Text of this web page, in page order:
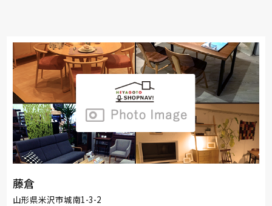
藤倉
山形県米沢市城南1-3-2